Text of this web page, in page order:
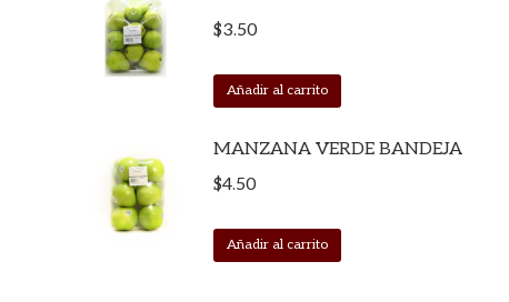
$3.50
Añadir al carrito
MANZANA VERDE BANDEJA
$4.50
Añadir al carrito